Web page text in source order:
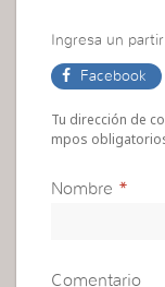
Ingresa un
Facebook
Tu dirección de
mpos
Nombre *
Comentario